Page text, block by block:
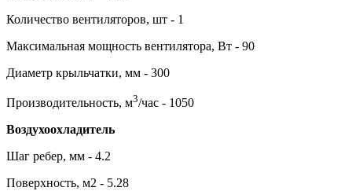
Количество вентиляторов, шт - 1
Максимальная мощность вентилятора, Вт - 90
Диаметр крыльчатки, мм - 300
Производительность, м3/час - 1050
Воздухоохладитель
Шаг ребер, мм - 4.2
Поверхность, м2 - 5.28